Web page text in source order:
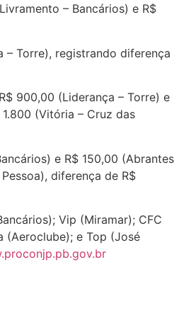
– Bancários) e R$
– Torre), registrando diferença
900,00 (Liderança – Torre) e
(Vitória – Cruz das
e R$ 150,00 (Abrantes
diferença de R$
Vip (Miramar); CFC
(Aeroclube); e Top (José